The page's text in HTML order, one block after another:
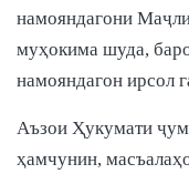
намояндагони
муҳокима шуда,
намояндагон ирсол
Аъзои Ҳукумати
ҳамчунин,